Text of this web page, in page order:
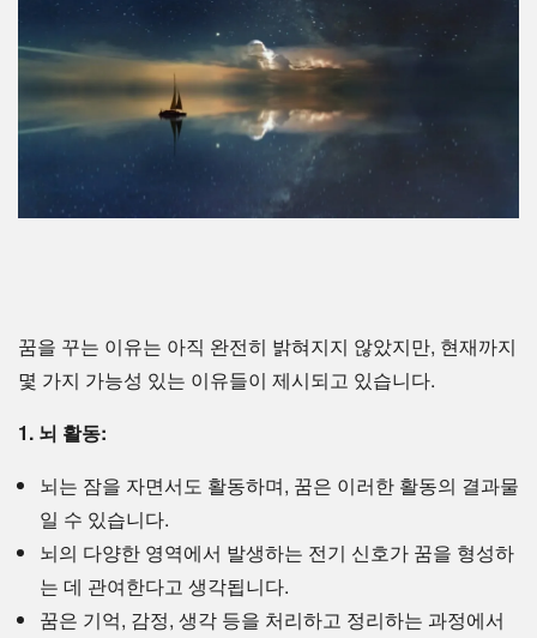
꿈을 꾸는 이유는 아직 완전히 밝혀지지 않았지만, 현재까지
몇 가지 가능성 있는 이유들이 제시되고 있습니다.
1. 뇌 활동:
뇌는 잠을 자면서도 활동하며, 꿈은 이러한 활동의 결과물
일 수 있습니다.
뇌의 다양한 영역에서 발생하는 전기 신호가 꿈을 형성하
는 데 관여한다고 생각됩니다.
꿈은 기억, 감정, 생각 등을 처리하고 정리하는 과정에서